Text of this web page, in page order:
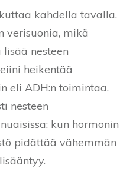
kahdella tavalla.
verisuonia, mikä
nesteen
heikentää
eli ADH:n toimintaa.
nesteen
kun hormonin
pidättää vähemmän